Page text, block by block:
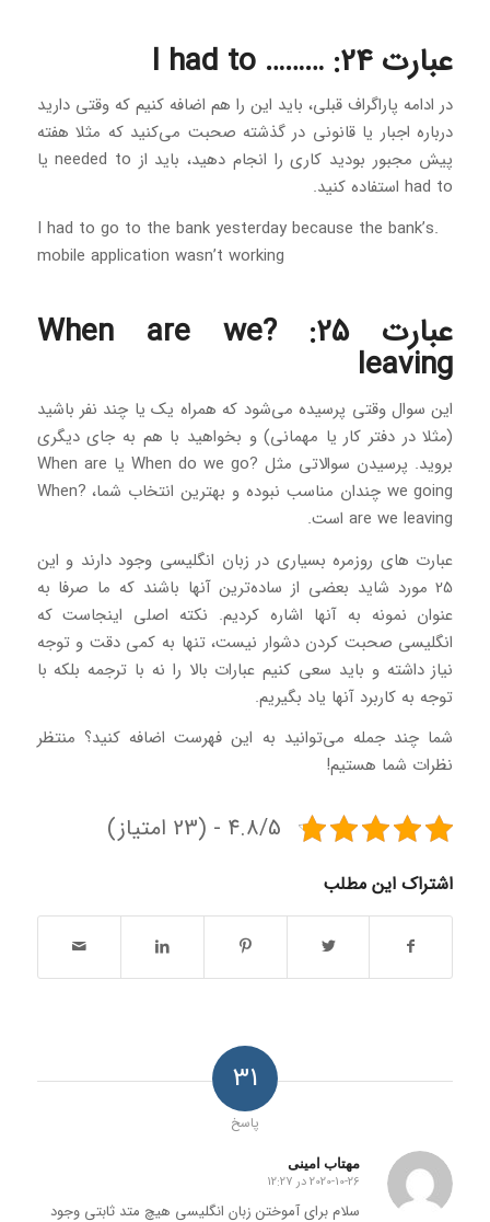
عبارت 24: ……… I had to
در ادامه پاراگراف قبلی، باید این را هم اضافه کنیم که وقتی دارید
درباره اجبار یا قانونی در گذشته صحبت می‌کنید که مثلا هفته
پیش مجبور بودید کاری را انجام دهید، باید از needed to یا
had to استفاده کنید.
.I had to go to the bank yesterday because the bank’s
mobile application wasn’t working
عبارت 25: ?When are we
leaving
این سوال وقتی پرسیده می‌شود که همراه یک یا چند نفر باشید
(مثلا در دفتر کار یا مهمانی) و بخواهید با هم به جای دیگری
بروید. پرسیدن سوالاتی مثل ?When do we go یا When are
we going چندان مناسب نبوده و بهترین انتخاب شما، ?When
are we leaving است.
عبارت های روزمره بسیاری در زبان انگلیسی وجود دارند و این
25 مورد شاید بعضی از ساده‌ترین آنها باشند که ما صرفا به
عنوان نمونه به آنها اشاره کردیم. نکته اصلی اینجاست که
انگلیسی صحبت کردن دشوار نیست، تنها به کمی دقت و توجه
نیاز داشته و باید سعی کنیم عبارات بالا را نه با ترجمه بلکه با
توجه به کاربرد آنها یاد بگیریم.
شما چند جمله می‌توانید به این فهرست اضافه کنید؟ منتظر
نظرات شما هستیم!
4.8/5 - (23 امتیاز)
اشتراک این مطلب
31
پاسخ
مهتاب امینی
گفته:
2020-10-26 در 12:27
سلام برای آموختن زبان انگلیسی هیچ متد ثابتی وجود